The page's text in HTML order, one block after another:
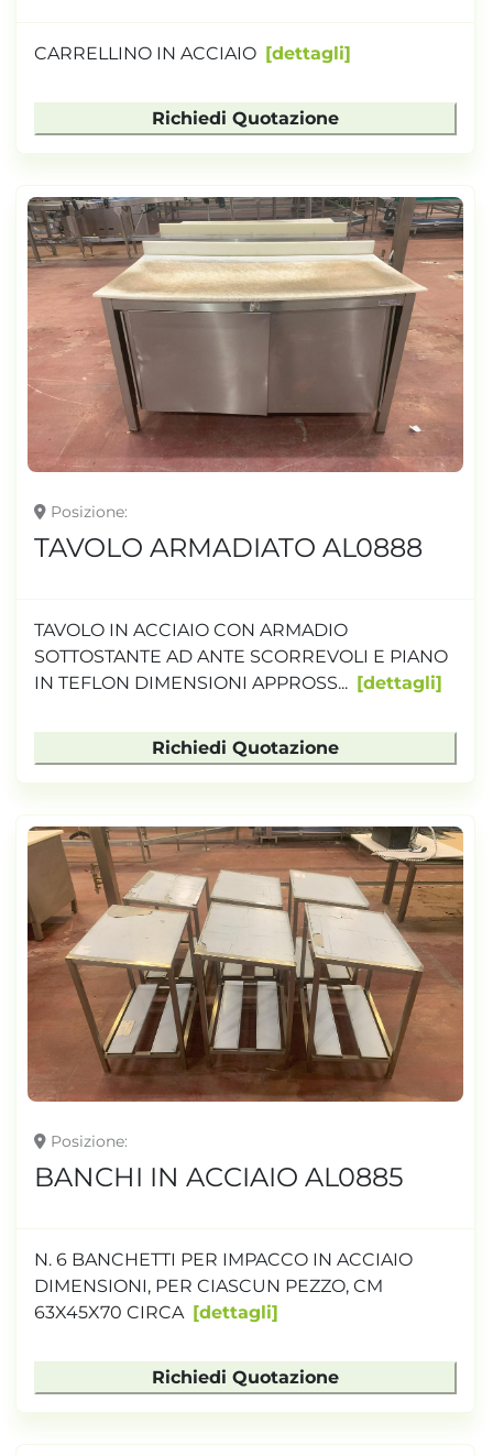
CARRELLINO IN ACCIAIO dettagli
Richiedi Quotazione
Posizione
TAVOLO ARMADIATO AL0888
TAVOLO IN ACCIAIO CON ARMADIO
SOTTOSTANTE AD ANTE SCORREVOLI E PIANO
IN TEFLON DIMENSIONI APPROSS...
dettagli
Richiedi Quotazione
Posizione
BANCHI IN ACCIAIO AL0885
N. 6 BANCHETTI PER IMPACCO IN ACCIAIO
DIMENSIONI, PER CIASCUN PEZZO, CM
63X45X70 CIRCA
dettagli
Richiedi Quotazione